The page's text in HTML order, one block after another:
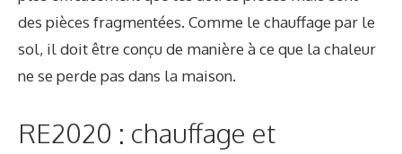
des pièces fragmentées. Comme le chauffage par le
sol, il doit être conçu de manière à ce que la chaleur
ne se perde pas dans la maison.
RE2020 : chauffage et